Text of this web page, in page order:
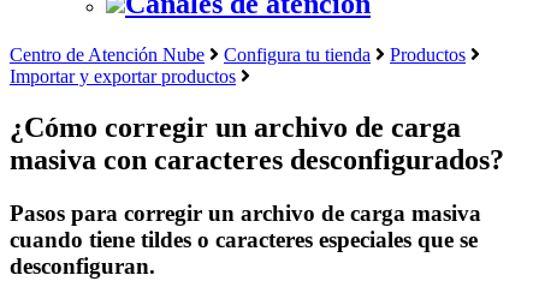
Centro de Atención Nube Configura tu tienda
Productos
Importar y exportar productos
¿Cómo corregir un archivo de carga
masiva con caracteres desconfigurados?
Pasos para corregir un archivo de carga masiva
cuando tiene tildes o caracteres especiales que se
desconfiguran.